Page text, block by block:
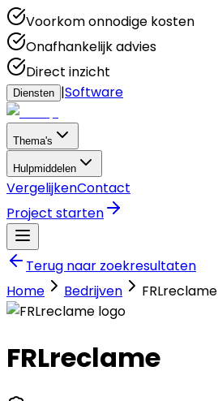
Voorkom onnodige kosten
Onafhankelijk advies
Direct inzicht
Diensten |Software
Thema's
Hulpmiddelen
VergelijkenContact
Project starten
Terug naar zoekresultaten
Home
Bedrijven FRLreclame
FRLreclame